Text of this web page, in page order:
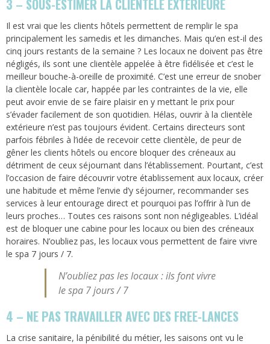
3 – SOUS-ESTIMER LA CLIENTÈLE EXTÉRIEURE
Il est vrai que les clients hôtels permettent de remplir le spa
principalement les samedis et les dimanches. Mais qu’en est-il des
cinq jours restants de la semaine ? Les locaux ne doivent pas être
négligés, ils sont une clientèle appelée à être fidélisée et c’est le
meilleur bouche-à-oreille de proximité. C’est une erreur de snober
la clientèle locale car, happée par les contraintes de la vie, elle
peut avoir envie de se faire plaisir en y mettant le prix pour
s’évader facilement de son quotidien. Hélas, ouvrir à la clientèle
extérieure n’est pas toujours évident. Certains directeurs sont
parfois fébriles à l’idée de recevoir cette clientèle, de peur de
gêner les clients hôtels ou encore bloquer des créneaux au
détriment de ceux séjournant dans l’établissement. Pourtant, c’est
l’occasion de faire découvrir votre établissement aux locaux, créer
une habitude et même l’envie d’y séjourner, recommander ses
services à leur entourage direct et pourquoi pas l’offrir à l’un de
leurs proches… Toutes ces raisons sont non négligeables. L’idéal
est de bloquer une cabine pour les locaux ou bien des créneaux
horaires. N’oubliez pas, les locaux vous permettent de faire vivre
le spa 7 jours / 7.
N’oubliez pas les locaux : ils font vivre
le spa 7 jours / 7
4 – NE PAS TRAVAILLER AVEC DES FREE-LANCES
La crise sanitaire, la pénibilité du métier, les saisons ont vu le